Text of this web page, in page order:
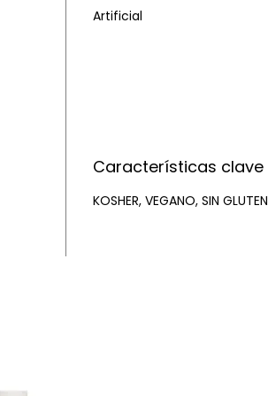
Artificial
Características clave
KOSHER, VEGANO, SIN GLUTEN